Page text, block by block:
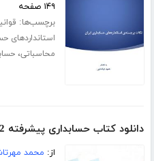
۱۴۹ صفحه
برچسب‌ها:
استانداردهای
محاسباتی،
دانلود کتاب حسابداری پیشرفته 2
از: محمد